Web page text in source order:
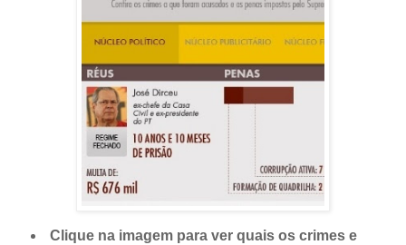
Clique na imagem para ver quais os crimes e